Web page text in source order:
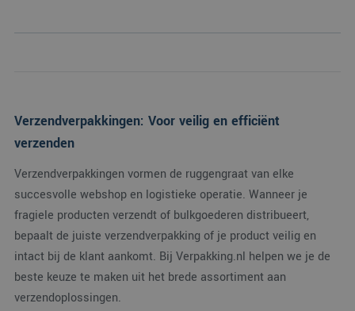
Verzendverpakkingen: Voor veilig en efficiënt
verzenden
Verzendverpakkingen vormen de ruggengraat van elke
succesvolle webshop en logistieke operatie. Wanneer je
fragiele producten verzendt of bulkgoederen distribueert,
bepaalt de juiste verzendverpakking of je product veilig en
intact bij de klant aankomt. Bij Verpakking.nl helpen we je de
beste keuze te maken uit het brede assortiment aan
verzendoplossingen.